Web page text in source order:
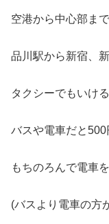
空港から中心部ま
品川駅から新宿、
タクシーでもいけ
バスや電車だと
もちのろんで電車
(バスより電車の方